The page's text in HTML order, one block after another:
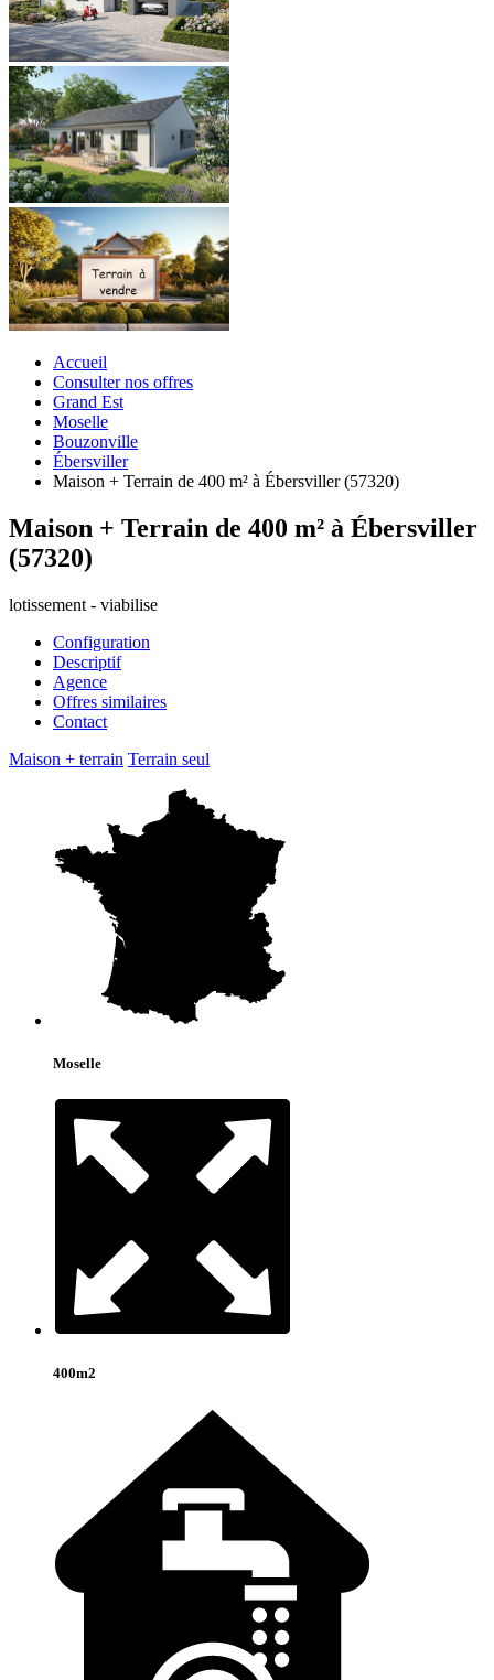
Accueil
Consulter nos offres
Grand Est
Moselle
Bouzonville
Ébersviller
Maison + Terrain de 400 m² à Ébersviller (57320)
Maison + Terrain de 400 m² à Ébersviller
(57320)
lotissement - viabilise
Configuration
Descriptif
Agence
Offres similaires
Contact
Maison + terrain Terrain seul
Moselle
400m2